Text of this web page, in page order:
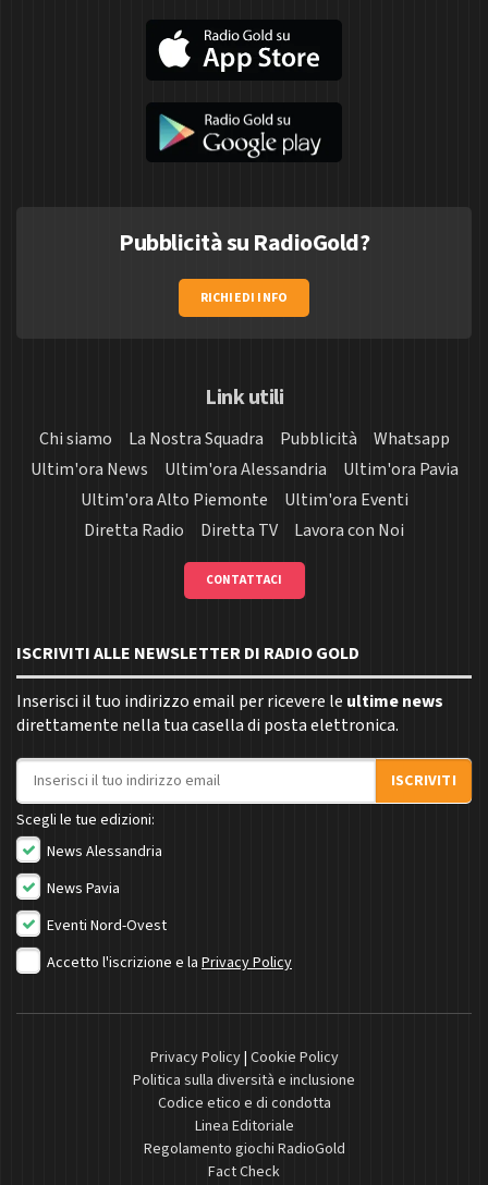
Pubblicità su RadioGold?
RICHIEDI INFO
Link utili
Chi siamo La Nostra Squadra Pubblicità
Whatsapp
Ultim'ora News
Ultim'ora Alessandria
Ultim'ora Pavia
Ultim'ora Alto Piemonte
Ultim'ora Eventi
Diretta Radio
Diretta TV Lavora con Noi
CONTATTACI
ISCRIVITI ALLE NEWSLETTER DI RADIO GOLD
Inserisci il tuo indirizzo email per ricevere le ultime news
direttamente nella tua casella di posta elettronica.
Indirizzo email
ISCRIVITI
Scegli le tue edizioni:
News Alessandria
News Pavia
Eventi Nord-Ovest
Accetto l'iscrizione e la Privacy Policy
Privacy Policy| Cookie Policy
Politica sulla diversità e inclusione
Codice etico e di condotta
Linea Editoriale
Regolamento giochi RadioGold
Fact Check